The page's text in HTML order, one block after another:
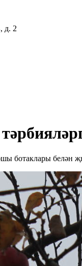
д. 2
ботаклары белән